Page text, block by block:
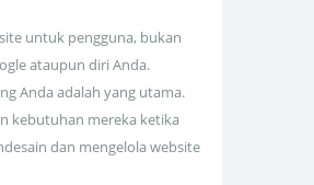
untuk pengguna, bukan
ataupun diri Anda.
Anda adalah yang utama.
kebutuhan mereka ketika
dan mengelola website